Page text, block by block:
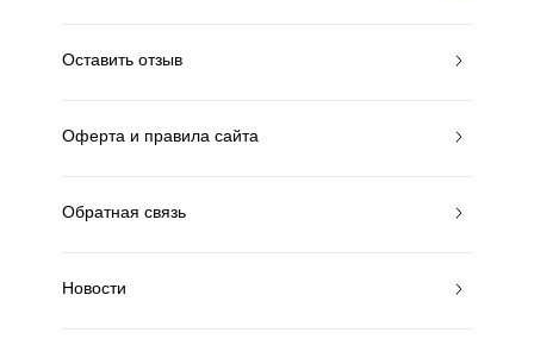
Оставить отзыв
Оферта и правила сайта
Обратная связь
Новости